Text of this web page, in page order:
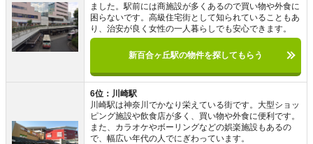
ました。駅前には商施設が多くあるので買い物や外食に
困らないです。高級住宅街として知られていることもあ
り、治安が良く女性の一人暮らしでも安心できます。
新百合ヶ丘駅の物件を探してもらう
6位：川崎駅
川崎駅は神奈川でかなり栄えている街です。大型ショッ
ピング施設や飲食店が多く、買い物や外食に便利です。
また、カラオケやボーリングなどの娯楽施設もあるの
で、幅広い年代の人でにぎわっています。